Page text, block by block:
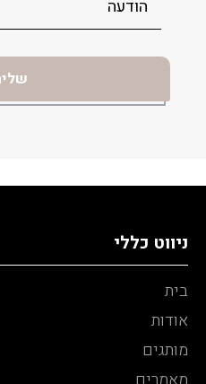
ניווט כללי
בית
אודות
מותגים